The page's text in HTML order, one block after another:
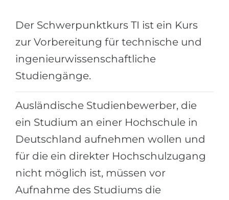
BERUFE
Berufe
Studienfächer
Beispiel-Stellenangebote
BERUFSORIENTIERUNG
Holland-Test
Interessenkarte-Test
RIASEC-Test
Erfolgzu
Medizin
Ingenieurwesen
Physik
Management
Anderes Fach
Russland
Ukraine
Kasachstan
Der Schwerpunktkurs TI ist ein Kurs
zur Vorbereitung für technische und
ingenieurwissenschaftliche
Studiengänge.
Ausländische Studienbewerber, die
ein Studium an einer Hochschule in
Deutschland aufnehmen wollen und
für die ein direkter Hochschulzugang
nicht möglich ist, müssen vor
Aufnahme des Studiums die